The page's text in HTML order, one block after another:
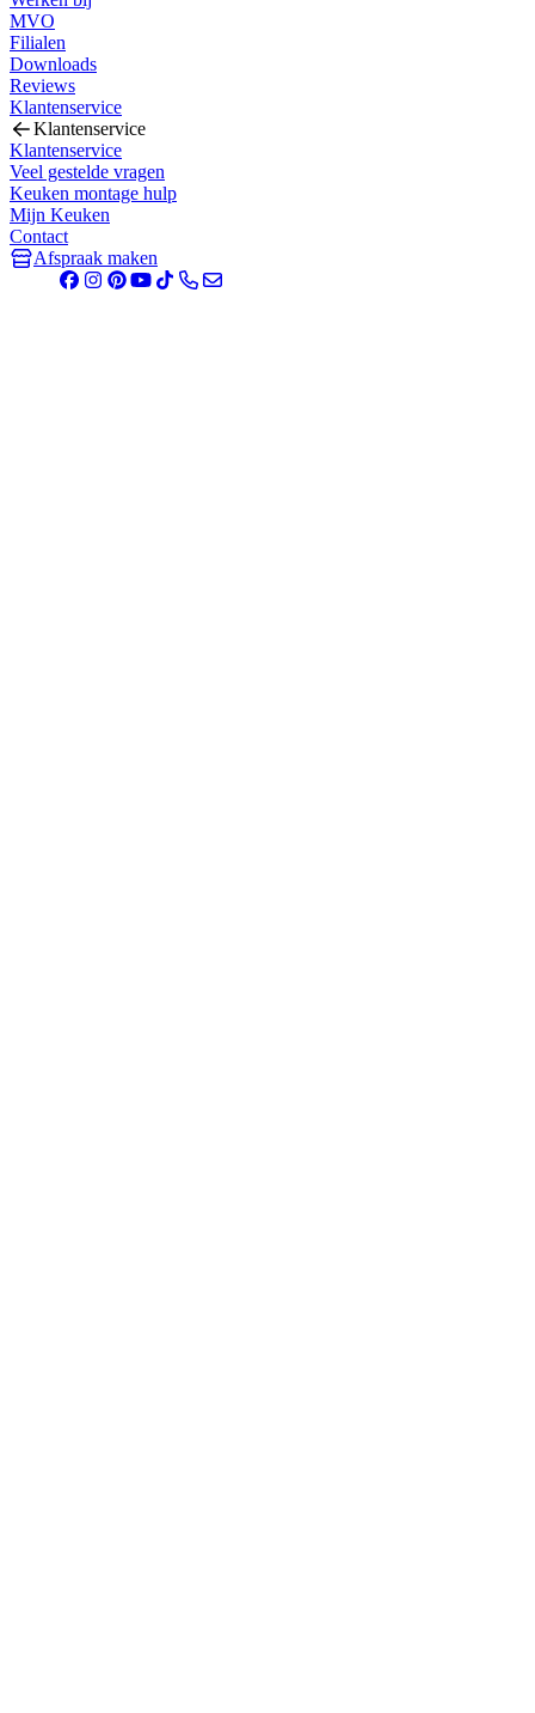
MVO
Filialen
Downloads
Reviews
Klantenservice
Klantenservice
Klantenservice
Veel gestelde vragen
Keuken montage hulp
Mijn Keuken
Contact
Afspraak maken